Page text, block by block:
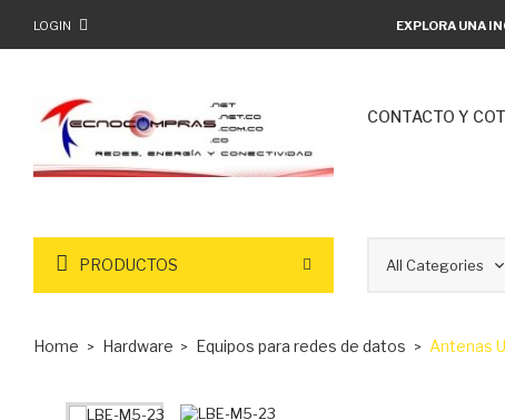
EXPLORA UNA
LOGIN
CONTACTO Y
PRODUCTOS
Home Hardware Equipos para redes de datos Antenas